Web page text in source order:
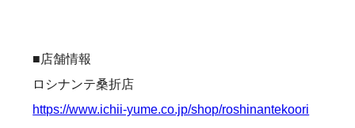
■店舗情報
ロシナンテ桑折店
https://www.ichii-yume.co.jp/shop/roshinantekoori